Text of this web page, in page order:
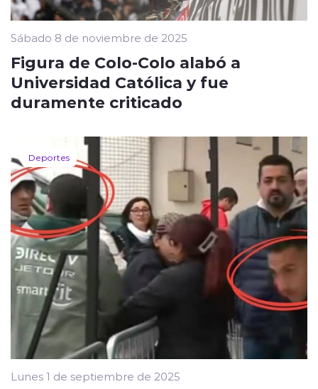
Sábado 8 de noviembre de 2025
Figura de Colo-Colo alabó a
Universidad Católica y fue
duramente criticado
Deportes
Lunes 1 de septiembre de 2025